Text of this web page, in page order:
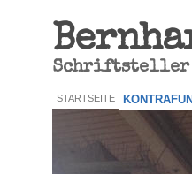
Schriftsteller
STARTSEITE